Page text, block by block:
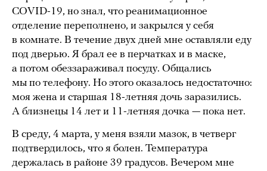
COVID-19, но знал, что реанимационное
отделение переполнено, и закрылся у себя
в комнате. В течение двух дней мне оставляли еду
под дверью. Я брал ее в перчатках и в маске,
а потом обеззараживал посуду. Общались
мы по телефону. Но этого оказалось недостаточно:
моя жена и старшая 18-летняя дочь заразились.
А близнецы 14 лет и 11-летняя дочка — пока нет.
В среду, 4 марта, у меня взяли мазок, в четверг
подтвердилось, что я болен. Температура
держалась в районе 39 градусов. Вечером мне